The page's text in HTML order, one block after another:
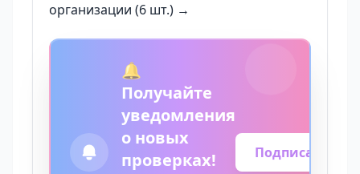
организации (6 шт.) →
🔔
Получайте
уведомления
о новых
проверках!
Подписаться